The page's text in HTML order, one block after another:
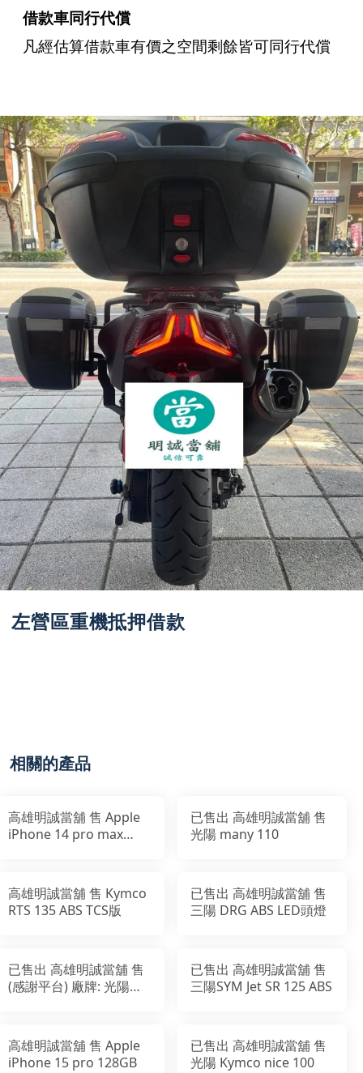
借款車同行代償
凡經估算借款車有價之空間剩餘皆可同行代償
左營區重機抵押借款
相關的產品
高雄明誠當舖 售 Apple
iPhone 14 pro max
已售出 高雄明誠當舖 售
光陽 many 110
高雄明誠當舖 售 Kymco
RTS 135 ABS TCS版
已售出 高雄明誠當舖 售
三陽 DRG ABS LED頭燈
已售出 高雄明誠當舖 售
(感謝平台) 廠牌: 光陽
已售出 高雄明誠當舖 售
三陽SYM Jet SR 125 ABS
高雄明誠當舖 售 Apple
iPhone 15 pro 128GB
已售出 高雄明誠當舖 售
光陽 Kymco nice 100